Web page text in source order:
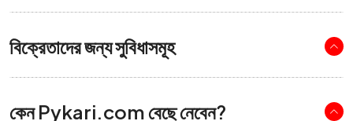
বিক্রেতাদের জন্য সুবিধাসমূহ
কেন Pykari.com বেছে নেবেন?